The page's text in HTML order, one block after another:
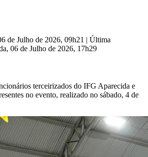
de Julho de 2026, 09h21 | Última
06 de Julho de 2026, 17h29
terceirizados do IFG Aparecida e
no evento, realizado no sábado, 4 de